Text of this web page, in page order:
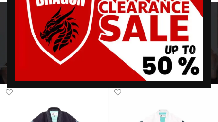
BJJ Tournament Gear
Categories
Products tagged “BJJ Tournament Gear”
Showing all 7 results